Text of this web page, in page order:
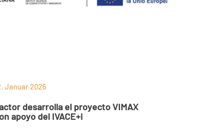
Januar 2026
desarrolla el proyecto VIMAX
apoyo del IVACE+i